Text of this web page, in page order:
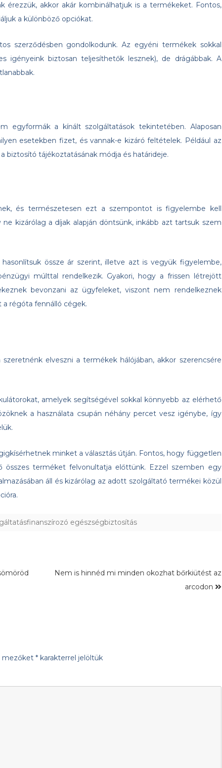
érezzük, akkor akár kombinálhatjuk is a termékeket. Fontos,
a különböző opciókat.
szerződésben gondolkodunk. Az egyéni termékek sokkal
igényeink biztosan teljesíthetők lesznek), de drágábbak. A
egyformák a kínált szolgáltatások tekintetében. Alaposan
esetekben fizet, és vannak-e kizáró feltételek. Például az
biztosító tájékoztatásának módja és határideje.
és természetesen ezt a szempontot is figyelembe kell
kizárólag a díjak alapján döntsünk, inkább azt tartsuk szem
össze ár szerint, illetve azt is vegyük figyelembe,
múlttal rendelkezik. Gyakori, hogy a frissen létrejött
bevonzani az ügyfeleket, viszont nem rendelkeznek
a régóta fennálló cégek.
elveszni a termékek hálójában, akkor szerencsére
amelyek segítségével sokkal könnyebb az elérhető
a használata csupán néhány percet vesz igénybe, így
minket a választás útján. Fontos, hogy független
összes terméket felvonultatja előttünk. Ezzel szemben egy
áll és kizárólag az adott szolgáltató termékei közül
egészségbiztosítás
Nem is hinnéd mi minden okozhat bőrkiütést az
arcodon
mezőket * karakterrel jelöltük